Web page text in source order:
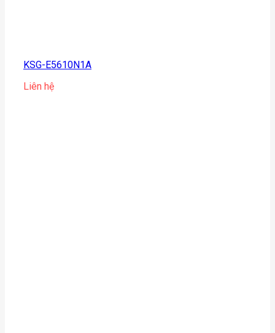
KSG-E5610N1A
Liên hệ